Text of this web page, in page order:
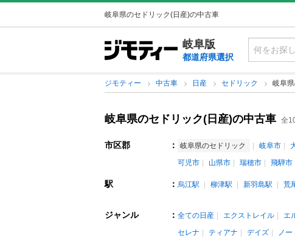
岐阜県のセドリック(日産)の中古車
岐阜版
都道府県選択
ジモティー 中古車 日産 セドリック 岐阜
岐阜県のセドリック(日産)の中古車 全
市区郡 ： 岐阜県のセドリック 岐阜市
可児市
山県市 瑞穂市 飛騨市
駅 ： 烏江駅 柳津駅 新羽島駅 荒
ジャンル ： 全ての日産 エクストレイル エ
セレナ
ティアナ デイズ ノー